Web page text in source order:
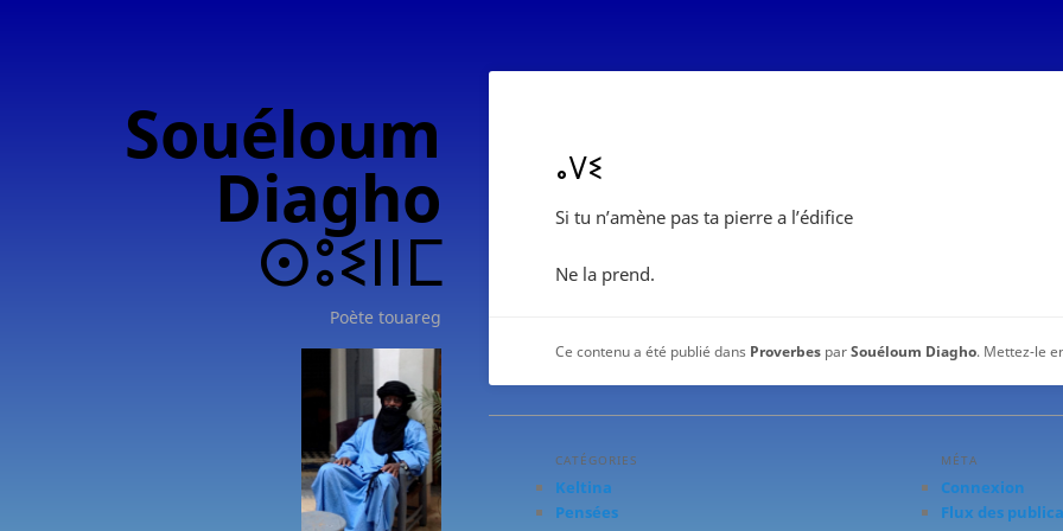
Souéloum
Diagho
ⵙⵓⵉⵏⵏⵎ
Poète touareg
ⴰⴸⵉ
Si tu n’amène pas ta pierre a l’édifice
Ne la prend.
Ce contenu a été publié dans Proverbes parSouéloum Diagho. Mettez-le
CATÉGORIES
Keltina
Pensées
MÉTA
Connexion
Flux des